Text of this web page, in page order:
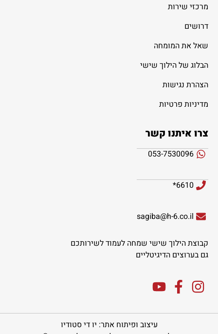
מרכזי שירות
דרושים
שאל את המומחה
הבלוג של הילוך שישי
הצהרת נגישות
מדיניות פרטיות
צרו איתנו קשר
053-7530096
6610*
sagiba@h-6.co.il
קבוצת הילוך שישי שמחה לעמוד לשירותכם
גם בערוצים הדיגיטליים
עיצוב ופיתוח אתר: יו די סטודיו